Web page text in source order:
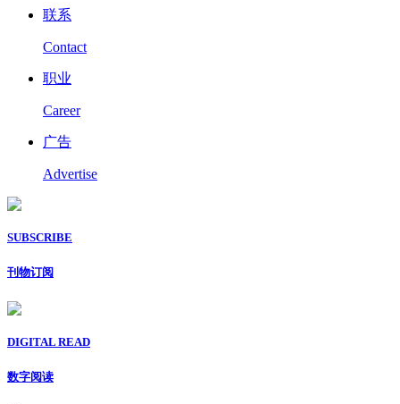
联系
Contact
职业
Career
广告
Advertise
SUBSCRIBE
刊物订阅
DIGITAL READ
数字阅读